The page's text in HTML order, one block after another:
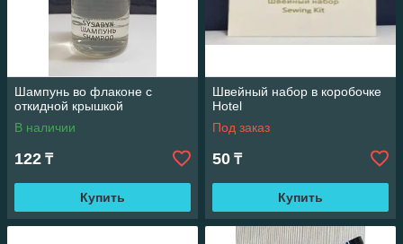
брендирование одноразовых принадлежностей
стилистику и уникальность вашего отеля, СПА и
хостела.
Шампунь во флаконе с
откидной крышкой
В наличии
122 ₸
Купить
Швейный набор в коробочке
Hotel
Под заказ
50 ₸
Купить